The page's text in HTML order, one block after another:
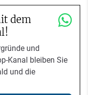
dem
und
Kanal bleiben Sie
und die